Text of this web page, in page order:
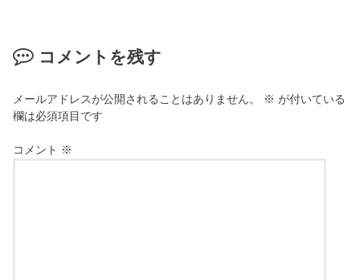
コメントを残す
メールアドレスが公開されることはありません。 ※ が付いている
欄は必須項目です
コメント ※